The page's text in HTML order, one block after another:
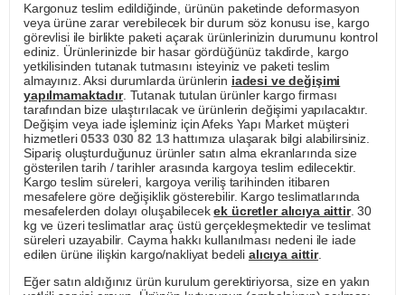
Kargonuz teslim edildiğinde, ürünün paketinde deformasyon
veya ürüne zarar verebilecek bir durum söz konusu ise, kargo
görevlisi ile birlikte paketi açarak ürünlerinizin durumunu kontrol
ediniz. Ürünlerinizde bir hasar gördüğünüz takdirde, kargo
yetkilisinden tutanak tutmasını isteyiniz ve paketi teslim
almayınız. Aksi durumlarda ürünlerin iadesi ve değişimi
yapılmamaktadır. Tutanak tutulan ürünler kargo firması
tarafından bize ulaştırılacak ve ürünlerin değişimi yapılacaktır.
Değişim veya iade işleminiz için Afeks Yapı Market müşteri
hizmetleri0533 030 82 13hattımıza ulaşarak bilgi alabilirsiniz.
Sipariş oluşturduğunuz ürünler satın alma ekranlarında size
gösterilen tarih / tarihler arasında kargoya teslim edilecektir.
Kargo teslim süreleri, kargoya veriliş tarihinden itibaren
mesafelere göre değişiklik gösterebilir. Kargo teslimatlarında
mesafelerden dolayı oluşabilecekek ücretler alıcıya aittir. 30
kg ve üzeri teslimatlar araç üstü gerçekleşmektedir ve teslimat
süreleri uzayabilir. Cayma hakkı kullanılması nedeni ile iade
edilen ürüne ilişkin kargo/nakliyat bedeli alıcıya aittir.
Eğer satın aldığınız ürün kurulum gerektiriyorsa, size en yakın